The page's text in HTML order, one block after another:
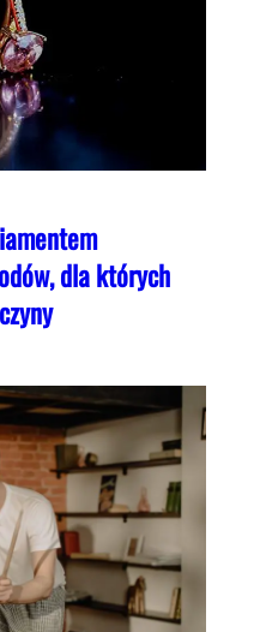
dla których